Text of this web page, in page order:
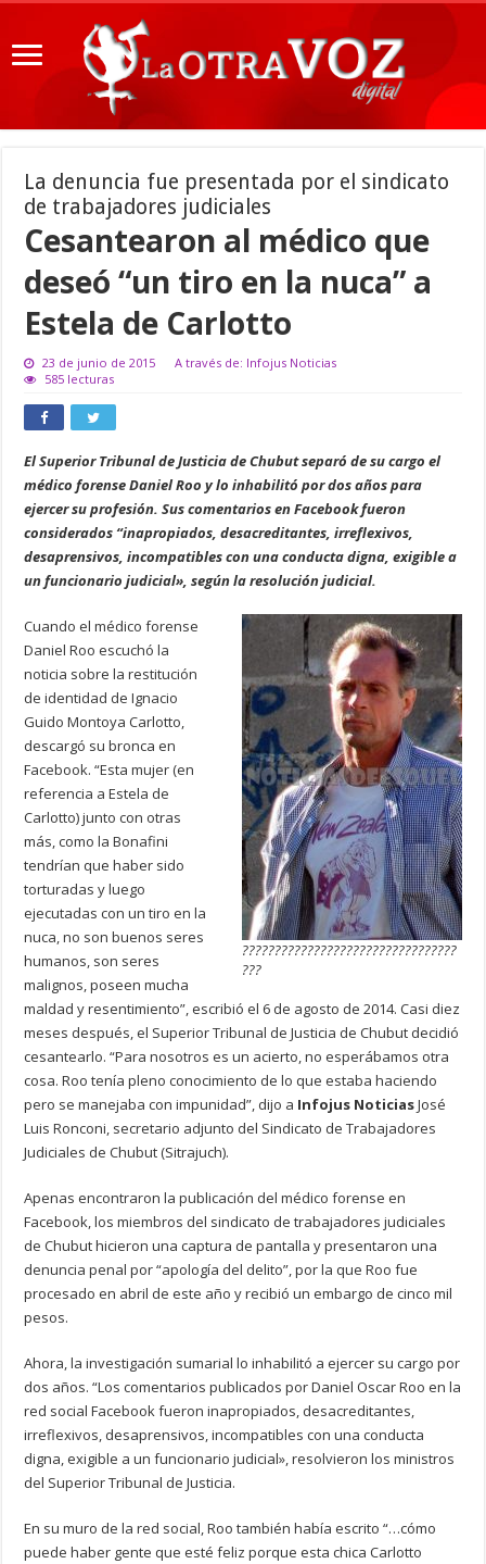
La denuncia fue presentada por el sindicato
de trabajadores judiciales
Cesantearon al médico que
deseó “un tiro en la nuca” a
Estela de Carlotto
23 de junio de 2015
A través de: Infojus Noticias
585 lecturas
El Superior Tribunal de Justicia de Chubut separó de su cargo el
médico forense Daniel Roo y lo inhabilitó por dos años para
ejercer su profesión. Sus comentarios en Facebook fueron
considerados “inapropiados, desacreditantes, irreflexivos,
desaprensivos, incompatibles con una conducta digna, exigible a
un funcionario judicial», según la resolución judicial.
?????????????????????????????????
???
Cuando el médico forense
Daniel Roo escuchó la
noticia sobre la restitución
de identidad de Ignacio
Guido Montoya Carlotto,
descargó su bronca en
Facebook. “Esta mujer (en
referencia a Estela de
Carlotto) junto con otras
más, como la Bonafini
tendrían que haber sido
torturadas y luego
ejecutadas con un tiro en la
nuca, no son buenos seres
humanos, son seres
malignos, poseen mucha
maldad y resentimiento”, escribió el 6 de agosto de 2014. Casi diez
meses después, el Superior Tribunal de Justicia de Chubut decidió
cesantearlo. “Para nosotros es un acierto, no esperábamos otra
cosa. Roo tenía pleno conocimiento de lo que estaba haciendo
pero se manejaba con impunidad”, dijo a Infojus NoticiasJosé
Luis Ronconi, secretario adjunto del Sindicato de Trabajadores
Judiciales de Chubut (Sitrajuch).
Apenas encontraron la publicación del médico forense en
Facebook, los miembros del sindicato de trabajadores judiciales
de Chubut hicieron una captura de pantalla y presentaron una
denuncia penal por “apología del delito”, por la que Roo fue
procesado en abril de este año y recibió un embargo de cinco mil
pesos.
Ahora, la investigación sumarial lo inhabilitó a ejercer su cargo por
dos años. “Los comentarios publicados por Daniel Oscar Roo en la
red social Facebook fueron inapropiados, desacreditantes,
irreflexivos, desaprensivos, incompatibles con una conducta
digna, exigible a un funcionario judicial», resolvieron los ministros
del Superior Tribunal de Justicia.
En su muro de la red social, Roo también había escrito “…cómo
puede haber gente que esté feliz porque esta chica Carlotto